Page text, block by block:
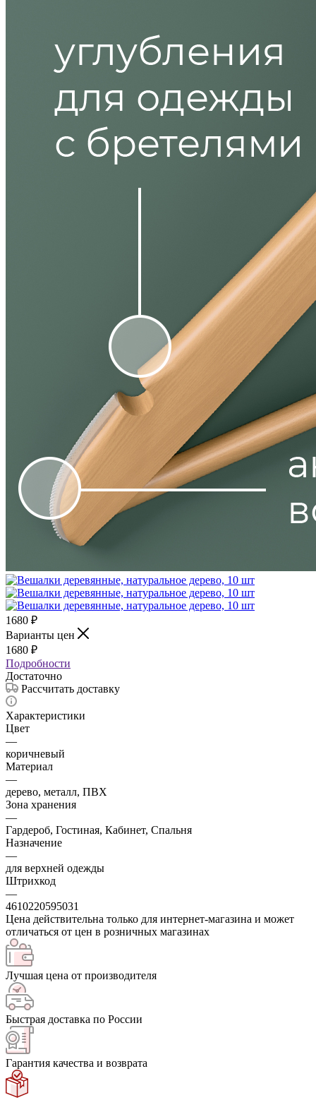
1680 ₽
Варианты цен
1680 ₽
Подробности
Достаточно
Рассчитать доставку
Характеристики
Цвет
—
коричневый
Материал
—
дерево, металл, ПВХ
Зона хранения
—
Гардероб, Гостиная, Кабинет, Спальня
Назначение
—
для верхней одежды
Штрихкод
—
4610220595031
Цена действительна только для интернет-магазина и может
отличаться от цен в розничных магазинах
Лучшая цена от производителя
Быстрая доставка по России
Гарантия качества и возврата